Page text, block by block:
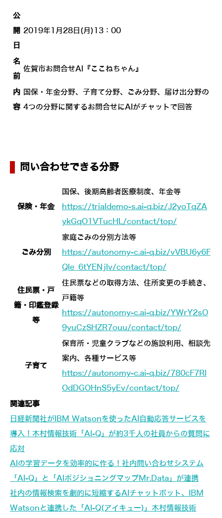
公
開
日
2019年1月28日(月)13：00
名
前
佐賀市お問合せAI『ここねちゃん』
内
容
国保・年金分野、子育て分野、ごみ分野、届け出分野の
4つの分野に関するお問合せにAIがチャットで回答
問い合わせできる分野
保険・年金
国保、後期高齢者医療制度、年金等
https://trialdemo-s.ai-q.biz/J2yoTqZA
ykGqO1VTucHL/contact/top/
ごみ分別
家庭ごみの分別方法等
https://autonomy-c.ai-q.biz/vVBU6y6F
Qle_6tYENjlv/contact/top/
住民票・戸
籍・印鑑登録
等
住民票などの取得方法、住所変更の手続き、
戸籍等
https://autonomy-c.ai-q.biz/YWrY2sO
9yuCzSHZR7ouu/contact/top/
子育て
保育所・児童クラブなどの施設利用、相談先
案内、各種サービス等
https://autonomy-c.ai-q.biz/780cF7Rl
OdDGOHnS5yEv/contact/top/
関連記事
日経新聞社がIBM Watsonを使ったAI自動応答サービスを
導入！木村情報技術「AI-Q」が約3千人の社員からの質問に
応対
AIの学習データを効率的に作る！社内問い合わせシステム
「AI-Q」と「AIポジショニングマップMr.Data」が連携
社内の情報検索を劇的に短縮するAIチャットボット、IBM
Watsonと連携した「AI-Q(アイキュー)」木村情報技術